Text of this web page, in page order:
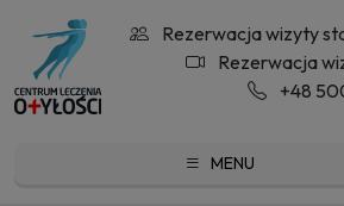
Rezerwacja wizyty
Rezerwacja
+48
MENU